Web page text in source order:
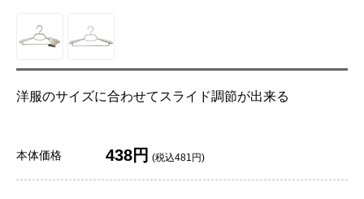
洋服のサイズに合わせてスライド調節が出来る
本体価格 438円 (税込481円)